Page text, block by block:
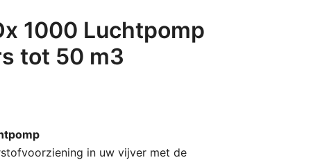
1000 Luchtpomp
tot 50 m3
in uw vijver met de